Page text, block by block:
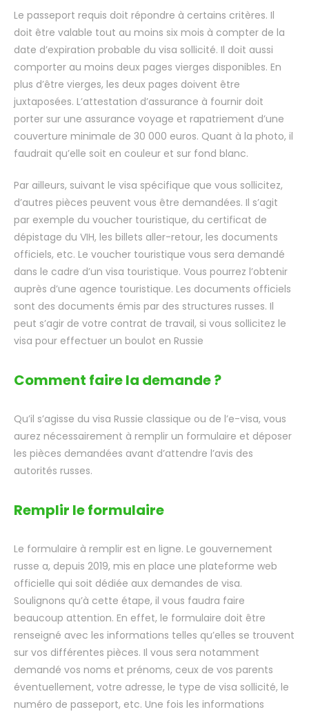
Le passeport requis doit répondre à certains critères. Il
doit être valable tout au moins six mois à compter de la
date d’expiration probable du visa sollicité. Il doit aussi
comporter au moins deux pages vierges disponibles. En
plus d’être vierges, les deux pages doivent être
juxtaposées. L’attestation d’assurance à fournir doit
porter sur une assurance voyage et rapatriement d’une
couverture minimale de 30 000 euros. Quant à la photo, il
faudrait qu’elle soit en couleur et sur fond blanc.
Par ailleurs, suivant le visa spécifique que vous sollicitez,
d’autres pièces peuvent vous être demandées. Il s’agit
par exemple du voucher touristique, du certificat de
dépistage du VIH, les billets aller-retour, les documents
officiels, etc. Le voucher touristique vous sera demandé
dans le cadre d’un visa touristique. Vous pourrez l’obtenir
auprès d’une agence touristique. Les documents officiels
sont des documents émis par des structures russes. Il
peut s’agir de votre contrat de travail, si vous sollicitez le
visa pour effectuer un boulot en Russie
Comment faire la demande ?
Qu’il s’agisse du visa Russie classique ou de l’e-visa, vous
aurez nécessairement à remplir un formulaire et déposer
les pièces demandées avant d’attendre l’avis des
autorités russes.
Remplir le formulaire
Le formulaire à remplir est en ligne. Le gouvernement
russe a, depuis 2019, mis en place une plateforme web
officielle qui soit dédiée aux demandes de visa.
Soulignons qu’à cette étape, il vous faudra faire
beaucoup attention. En effet, le formulaire doit être
renseigné avec les informations telles qu’elles se trouvent
sur vos différentes pièces. Il vous sera notamment
demandé vos noms et prénoms, ceux de vos parents
éventuellement, votre adresse, le type de visa sollicité, le
numéro de passeport, etc. Une fois les informations